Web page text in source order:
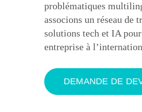
problématiques
associons un réseau de
solutions tech et IA
entreprise à
DEMANDE DE